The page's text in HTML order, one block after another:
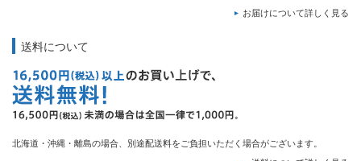
お届けについて詳しく見る
送料について
北海道・沖縄・離島の場合、別途配送料をご負担いただく場合がございます。